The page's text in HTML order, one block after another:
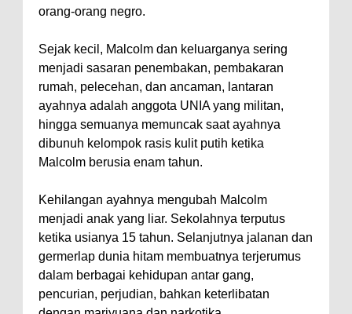
orang-orang negro.
Sejak kecil, Malcolm dan keluarganya sering
menjadi sasaran penembakan, pembakaran
rumah, pelecehan, dan ancaman, lantaran
ayahnya adalah anggota UNIA yang militan,
hingga semuanya memuncak saat ayahnya
dibunuh kelompok rasis kulit putih ketika
Malcolm berusia enam tahun.
Kehilangan ayahnya mengubah Malcolm
menjadi anak yang liar. Sekolahnya terputus
ketika usianya 15 tahun. Selanjutnya jalanan dan
germerlap dunia hitam membuatnya terjerumus
dalam berbagai kehidupan antar gang,
pencurian, perjudian, bahkan keterlibatan